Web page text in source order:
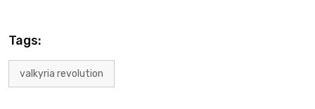
Tags:
valkyria revolution